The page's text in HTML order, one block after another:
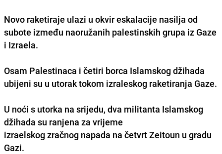
Novo raketiraje ulazi u okvir eskalacije nasilja od
subote između naoružanih palestinskih grupa iz Gaze
i Izraela.
Osam Palestinaca i četiri borca Islamskog džihada
ubijeni su u utorak tokom izraleskog raketiranja Gaze.
U noći s utorka na srijedu, dva militanta Islamskog
džihada su ranjena za vrijeme
izraelskog zračnog napada na četvrt Zeitoun u gradu
Gazi.